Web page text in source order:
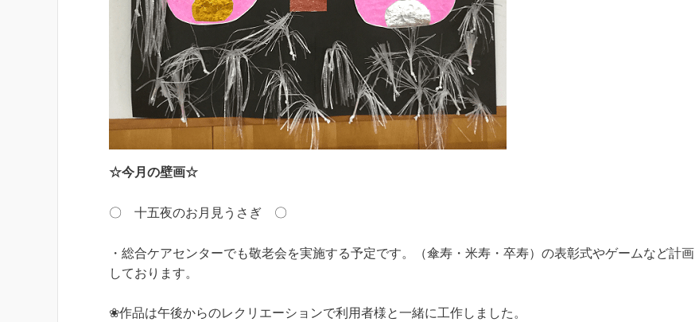
☆今月の壁画☆
〇 十五夜のお月見うさぎ 〇
・総合ケアセンターでも敬老会を実施する予定です。（傘寿・米寿・卒寿）の表彰式やゲームなど計画
しております。
❀作品は午後からのレクリエーションで利用者様と一緒に工作しました。